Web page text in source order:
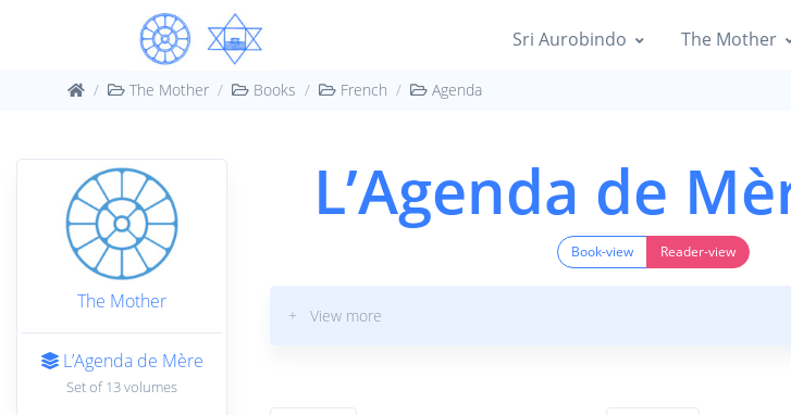
Sri Aurobindo The Mother
The Mother Books French Agenda
The Mother
L’Agenda de Mère
Set of 13 volumes
L’Agenda de
Book-view Reader-view
+ View more